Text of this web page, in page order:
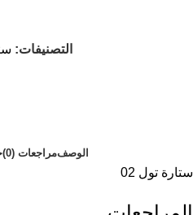
التصنيفات:
الوصفمراجعات (0)
ستارة تول 02